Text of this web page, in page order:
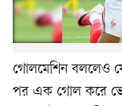
গোলমেশিন বললেও
পর এক গোল করে